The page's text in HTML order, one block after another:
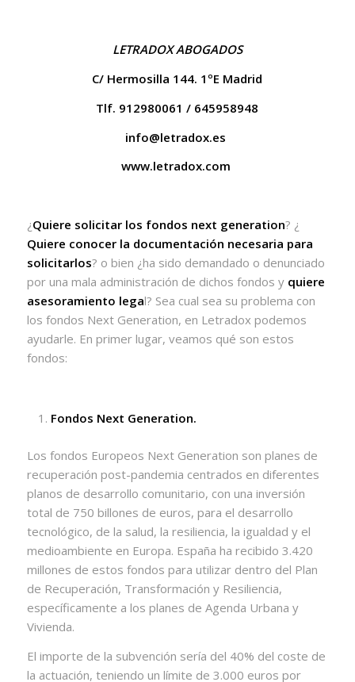
LETRADOX ABOGADOS
C/ Hermosilla 144. 1ºE Madrid
Tlf. 912980061 / 645958948
info@letradox.es
www.letradox.com
¿Quiere solicitar los fondos next generation? ¿
Quiere conocer la documentación necesaria para
solicitarlos? o bien ¿ha sido demandado o denunciado
por una mala administración de dichos fondos y quiere
asesoramiento legal? Sea cual sea su problema con
los fondos Next Generation, en Letradox podemos
ayudarle. En primer lugar, veamos qué son estos
fondos:
Fondos Next Generation.
Los fondos Europeos Next Generation son planes de
recuperación post-pandemia centrados en diferentes
planos de desarrollo comunitario, con una inversión
total de 750 billones de euros, para el desarrollo
tecnológico, de la salud, la resiliencia, la igualdad y el
medioambiente en Europa. España ha recibido 3.420
millones de estos fondos para utilizar dentro del Plan
de Recuperación, Transformación y Resiliencia,
específicamente a los planes de Agenda Urbana y
Vivienda.
El importe de la subvención sería del 40% del coste de
la actuación, teniendo un límite de 3.000 euros por